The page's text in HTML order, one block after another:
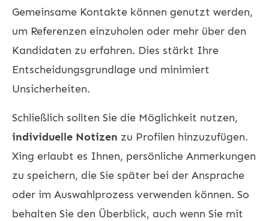
Gemeinsame Kontakte können genutzt werden,
um Referenzen einzuholen oder mehr über den
Kandidaten zu erfahren. Dies stärkt Ihre
Entscheidungsgrundlage und minimiert
Unsicherheiten.
Schließlich sollten Sie die Möglichkeit nutzen,
individuelle Notizen zu Profilen hinzuzufügen.
Xing erlaubt es Ihnen, persönliche Anmerkungen
zu speichern, die Sie später bei der Ansprache
oder im Auswahlprozess verwenden können. So
behalten Sie den Überblick, auch wenn Sie mit